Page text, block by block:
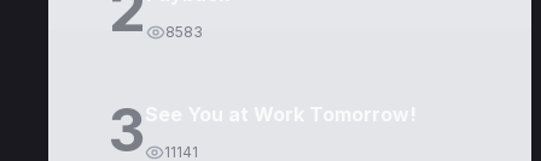
8583
3 11141